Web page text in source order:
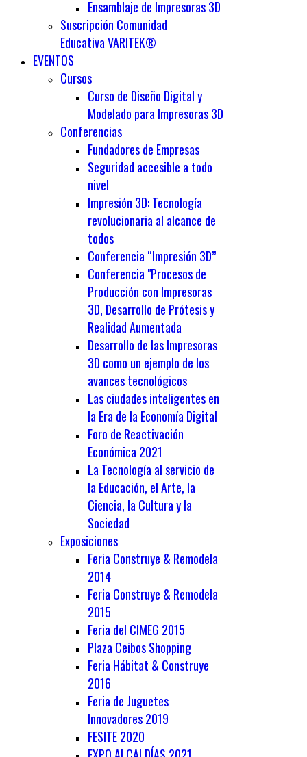
Ensamblaje de Impresoras 3D
Suscripción Comunidad
Educativa VARITEK®
EVENTOS
Cursos
Curso de Diseño Digital y
Modelado para Impresoras 3D
Conferencias
Fundadores de Empresas
Seguridad accesible a todo
nivel
Impresión 3D: Tecnología
revolucionaria al alcance de
todos
Conferencia “Impresión 3D”
Conferencia "Procesos de
Producción con Impresoras
3D, Desarrollo de Prótesis y
Realidad Aumentada
Desarrollo de las Impresoras
3D como un ejemplo de los
avances tecnológicos
Las ciudades inteligentes en
la Era de la Economía Digital
Foro de Reactivación
Económica 2021
La Tecnología al servicio de
la Educación, el Arte, la
Ciencia, la Cultura y la
Sociedad
Exposiciones
Feria Construye & Remodela
2014
Feria Construye & Remodela
2015
Feria del CIMEG 2015
Plaza Ceibos Shopping
Feria Hábitat & Construye
2016
Feria de Juguetes
Innovadores 2019
FESITE 2020